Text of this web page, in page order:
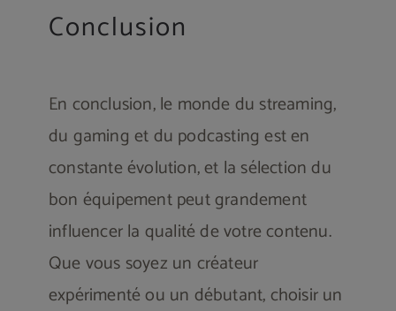
Conclusion
En conclusion, le monde du streaming,
du gaming et du podcasting est en
constante évolution, et la sélection du
bon équipement peut grandement
influencer la qualité de votre contenu.
Que vous soyez un créateur
expérimenté ou un débutant, choisir un